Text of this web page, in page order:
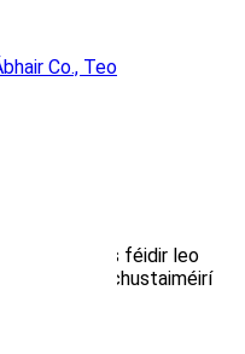
is féidir leo
sholáthar do chustaiméirí